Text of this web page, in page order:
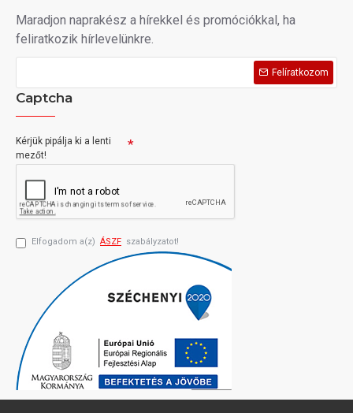
Maradjon naprakész a hírekkel és promóciókkal, ha
feliratkozik hírlevelünkre.
Felíratkozom
Captcha
Kérjük pipálja ki a lenti
mezőt!
Elfogadom a(z) ÁSZF szabályzatot!